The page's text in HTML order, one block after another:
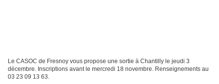
Le CASOC de Fresnoy vous propose une sortie à Chantilly le jeudi 3
décembre. Inscriptions avant le mercredi 18 novembre. Renseignements au
03 23 09 13 63.